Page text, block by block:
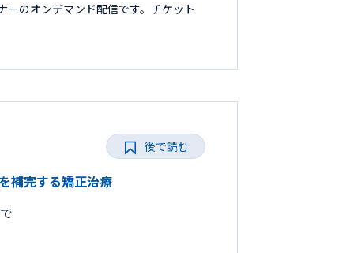
のオンデマンド配信です。チケット
補完する矯正治療
後で読む